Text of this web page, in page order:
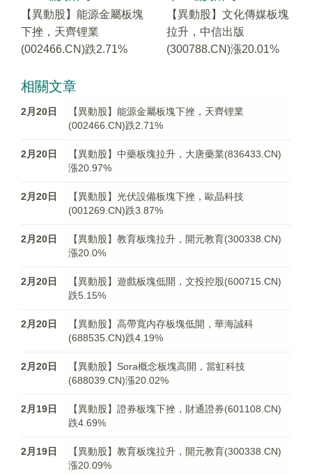
【異動股】能源金屬板塊
下挫，天齊锂業
(002466.CN)跌2.71%
【異動股】文化傳媒板塊
拉升，中信出版
(300788.CN)漲20.01%
相關文章
2月20日
【異動股】能源金屬板塊下挫，天齊锂業
(002466.CN)跌2.71%
2月20日
【異動股】中藥板塊拉升，大唐藥業(836433.CN)
漲20.97%
2月20日
【異動股】光伏設備板塊下挫，歐晶科技
(001269.CN)跌3.87%
2月20日
【異動股】教育板塊拉升，開元教育(300338.CN)
漲20.0%
2月20日
【異動股】遊戲板塊低開，文投控股(600715.CN)
跌5.15%
2月20日
【異動股】高帶寬内存板塊低開，華海誠科
(688535.CN)跌4.19%
2月20日
【異動股】Sora概念板塊高開，當虹科技
(688039.CN)漲20.02%
2月19日
【異動股】證券板塊下挫，財通證券(601108.CN)
跌4.69%
2月19日
【異動股】教育板塊拉升，開元教育(300338.CN)
漲20.09%